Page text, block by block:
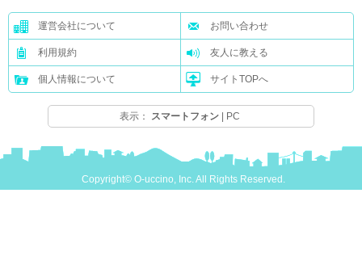
運営会社について お問い合わせ
利用規約 友人に教える
個人情報について サイトTOPへ
表示： スマートフォン PC
Copyright© O-uccino, Inc. All Rights Reserved.